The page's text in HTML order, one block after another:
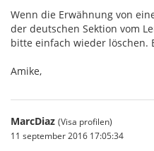
Wenn die Erwähnung von
der deutschen Sektion vom
bitte einfach wieder löschen.
Amike,
MarcDiaz (Visa profilen)
11 september 2016 17:05:34